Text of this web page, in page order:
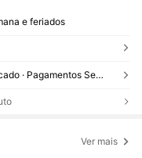
e feriados
Reenviar se o item estiver perdido/danificado · Pagamentos Seguros · Proteção de privacidade
Ver mais